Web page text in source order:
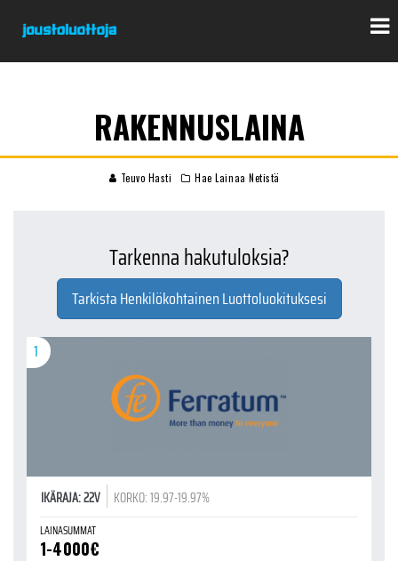
RAKENNUSLAINA
Teuvo Hasti Hae Lainaa Netistä
Tarkenna hakutuloksia?
Tarkista Henkilökohtainen Luottoluokituksesi
1
IKÄRAJA: 22V KORKO: 19.97-19.97%
LAINASUMMAT
1-4000€